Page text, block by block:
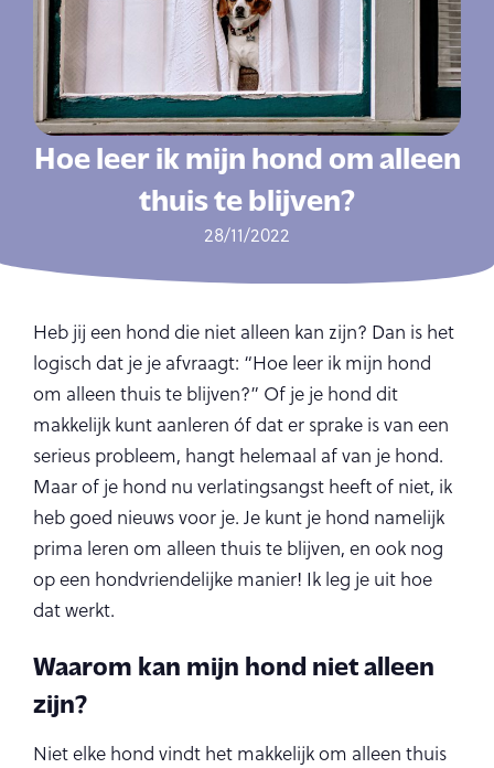
Hoe leer ik mijn hond om alleen
thuis te blijven?
28/11/2022
Heb jij een hond die niet alleen kan zijn? Dan is het
logisch dat je je afvraagt: “Hoe leer ik mijn hond
om alleen thuis te blijven?” Of je je hond dit
makkelijk kunt aanleren óf dat er sprake is van een
serieus probleem, hangt helemaal af van je hond.
Maar of je hond nu verlatingsangst heeft of niet, ik
heb goed nieuws voor je. Je kunt je hond namelijk
prima leren om alleen thuis te blijven, en ook nog
op een hondvriendelijke manier! Ik leg je uit hoe
dat werkt.
Waarom kan mijn hond niet alleen
zijn?
Niet elke hond vindt het makkelijk om alleen thuis